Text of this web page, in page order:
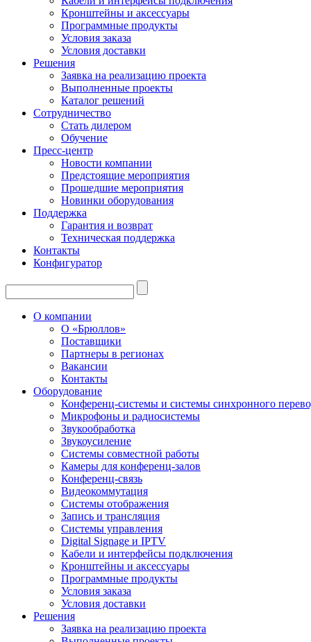
Кронштейны и аксессуары
Программные продукты
Условия заказа
Условия доставки
Решения
Заявка на реализацию проекта
Выполненные проекты
Каталог решений
Сотрудничество
Стать дилером
Обучение
Пресс-центр
Новости компании
Предстоящие мероприятия
Прошедшие мероприятия
Новинки оборудования
Поддержка
Гарантия и возврат
Техническая поддержка
Контакты
Конфигуратор
О компании
О «Брюллов»
Поставщики
Партнеры в регионах
Вакансии
Контакты
Оборудование
Конференц-системы и системы синхронного
Микрофоны и радиосистемы
Звукообработка
Звукоусиление
Системы совместной работы
Камеры для конференц-залов
Конференц-связь
Видеокоммутация
Системы отображения
Запись и трансляция
Системы управления
Digital Signage и IPTV
Кабели и интерфейсы подключения
Кронштейны и аксессуары
Программные продукты
Условия заказа
Условия доставки
Решения
Заявка на реализацию проекта